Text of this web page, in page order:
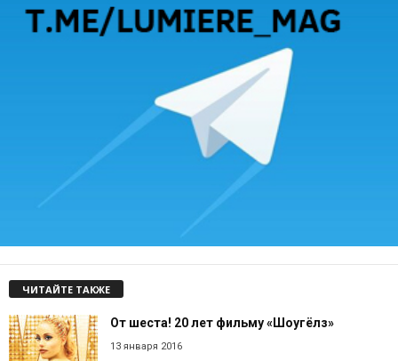
ЧИТАЙТЕ ТАКЖЕ
От шеста! 20 лет фильму «Шоугёлз»
13 января 2016